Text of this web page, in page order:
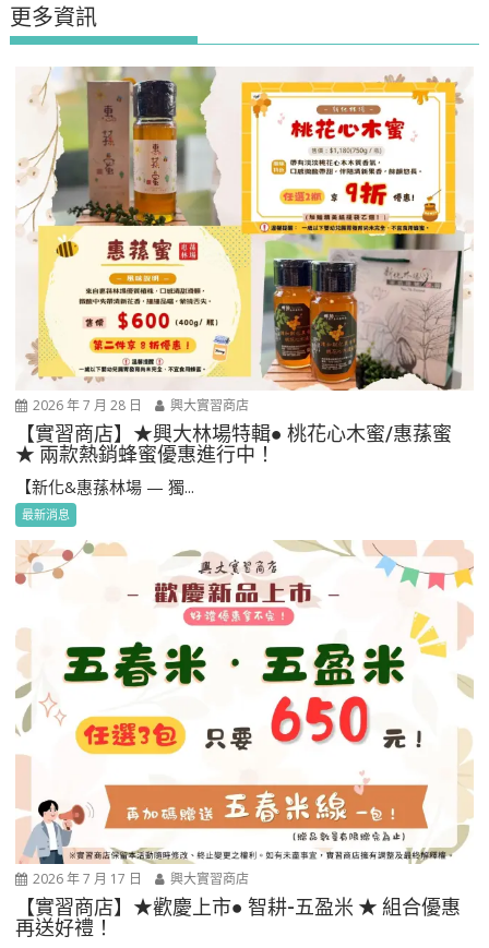
更多資訊
2026 年 7 月 28 日 興大實習商店
【實習商店】★興大林場特輯● 桃花心木蜜/惠蓀蜜
★ 兩款熱銷蜂蜜優惠進行中！
【新化&惠蓀林場 — 獨...
最新消息
2026 年 7 月 17 日 興大實習商店
【實習商店】★歡慶上市● 智耕-五盈米 ★ 組合優惠
再送好禮！